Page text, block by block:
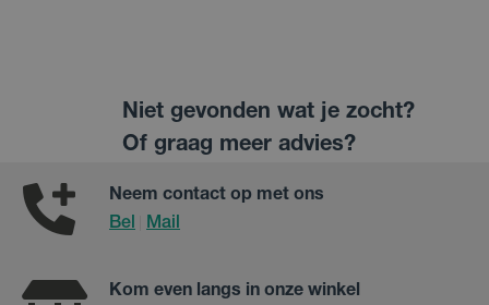
Niet gevonden wat je zocht?
Of graag meer advies?
Neem contact op met ons
Bel
Mail
Kom even langs in onze winkel